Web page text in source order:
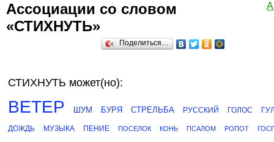
Ассоциации со словом
«СТИХНУТЬ»
Поделиться…
СТИХНУТЬ может(но):
ВЕТЕР ШУМ БУРЯ СТРЕЛЬБА РУССКИЙ ГОЛОС
ДОЖДЬ МУЗЫКА ПЕНИЕ ПОСЕЛОК КОНЬ ПСАЛОМ РОПОТ